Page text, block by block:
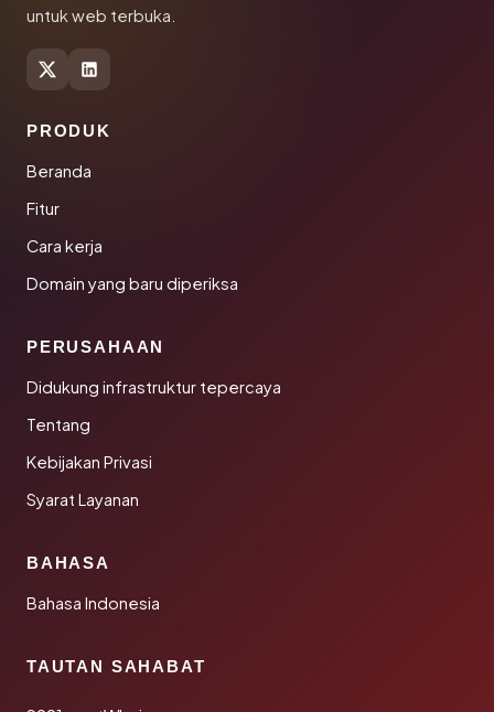
untuk web terbuka.
PRODUK
Beranda
Fitur
Cara kerja
Domain yang baru diperiksa
PERUSAHAAN
Didukung infrastruktur tepercaya
Tentang
Kebijakan Privasi
Syarat Layanan
BAHASA
Bahasa Indonesia
TAUTAN SAHABAT